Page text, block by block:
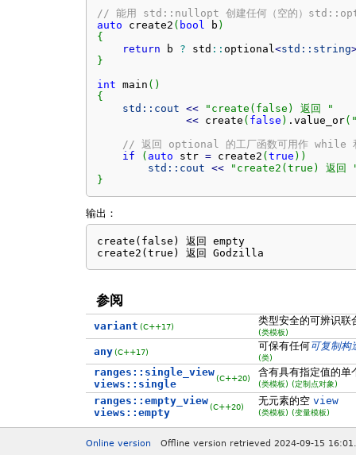
// 能用 std::nullopt 创建任何（空的）
auto create2 ( bool b )
{
return b ? std :: optional<std:: string
}
int main ( )
{
std:: cout <<
"create(false) 返回 "
<< create ( false ) . value_or(
// 返回 optional 的工厂函数可用作 while
if
( auto str = create2 ( true ) )
std:: cout <<
"create2(true) 返回
}
输出：
create(false) 返回 empty
create2(true) 返回 Godzilla
参阅
variant (C++17) 类型安全的可辨识联
(类模板)
any (C++17) 可保有任何可复制构
(类)
ranges::single_view
views::single
(C++20)
含有具有指定值的单
(类模板) (定制点对象)
ranges::empty_view
views::empty
(C++20)
无元素的空 view
(类模板) (变量模板)
Online version Offline version retrieved 2024-09-15 16:01.